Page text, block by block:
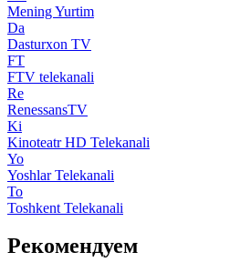
Mening Yurtim
Da
Dasturxon TV
FT
FTV telekanali
Re
RenessansTV
Ki
Kinoteatr HD Telekanali
Yo
Yoshlar Telekanali
To
Toshkent Telekanali
Рекомендуем